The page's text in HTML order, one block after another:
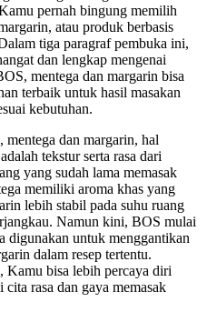
pernah bingung memilih
atau produk berbasis
tiga paragraf pembuka ini,
dan lengkap mengenai
mentega dan margarin bisa
terbaik untuk hasil masakan
kebutuhan.
dan margarin, hal
tekstur serta rasa dari
yang sudah lama memasak
memiliki aroma khas yang
lebih stabil pada suhu ruang
Namun kini, BOS mulai
digunakan untuk menggantikan
dalam resep tertentu.
Kamu bisa lebih percaya diri
cita rasa dan gaya memasak